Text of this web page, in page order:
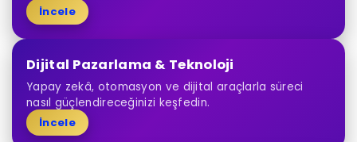
İncele
Dijital Pazarlama & Teknoloji
Yapay zekâ, otomasyon ve dijital araçlarla süreci
nasıl güçlendireceğinizi keşfedin.
İncele